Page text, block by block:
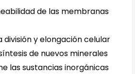
de las membranas
división y elongación celular
de nuevos minerales
las sustancias inorgánicas